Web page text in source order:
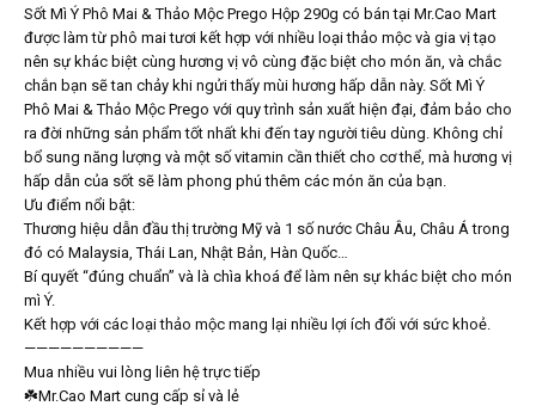
Sốt Mì Ý Phô Mai & Thảo Mộc Prego Hộp 290g có bán tại Mr.Cao Mart
được làm từ phô mai tươi kết hợp với nhiều loại thảo mộc và gia vị tạo
nên sự khác biệt cùng hương vị vô cùng đặc biệt cho món ăn, và chắc
chắn bạn sẽ tan chảy khi ngửi thấy mùi hương hấp dẫn này. Sốt Mì Ý
Phô Mai & Thảo Mộc Prego với quy trình sản xuất hiện đại, đảm bảo cho
ra đời những sản phẩm tốt nhất khi đến tay người tiêu dùng. Không chỉ
bổ sung năng lượng và một số vitamin cần thiết cho cơ thể, mà hương vị
hấp dẫn của sốt sẽ làm phong phú thêm các món ăn của bạn.
Ưu điểm nổi bật:
Thương hiệu dẫn đầu thị trường Mỹ và 1 số nước Châu Âu, Châu Á trong
đó có Malaysia, Thái Lan, Nhật Bản, Hàn Quốc…
Bí quyết “đúng chuẩn” và là chìa khoá để làm nên sự khác biệt cho món
mì Ý.
Kết hợp với các loại thảo mộc mang lại nhiều lợi ích đối với sức khoẻ.
——————————
Mua nhiều vui lòng liên hệ trực tiếp
☘️Mr.Cao Mart cung cấp sỉ và lẻ